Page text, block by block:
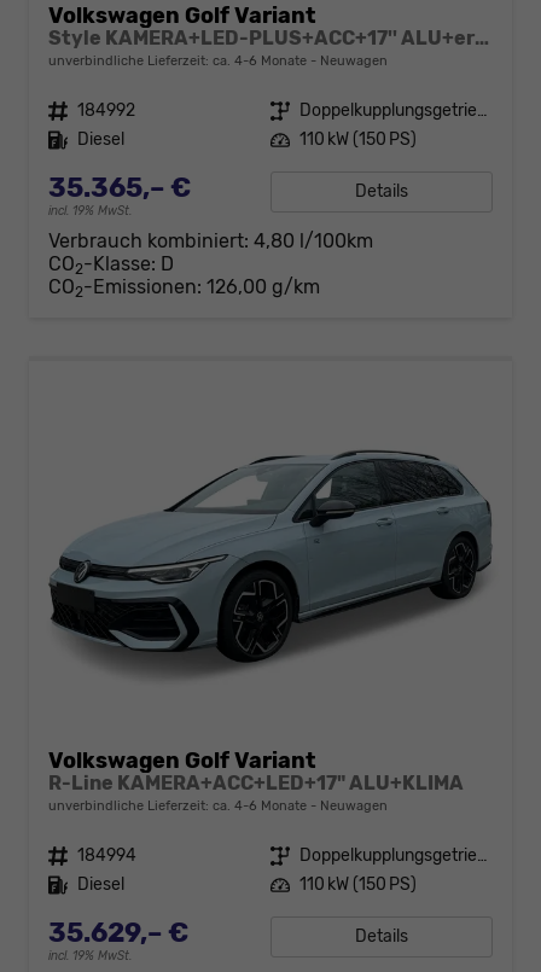
Volkswagen Golf Variant
Style KAMERA+LED-PLUS+ACC+17'' ALU+ergoActive
unverbindliche Lieferzeit: ca. 4-6 Monate Neuwagen
Fahrzeugnr. 184992 Getriebe
Doppelkupplungsgetriebe (DSG)
Kraftstoff Diesel Leistung 110 kW (150 PS)
35.365,– €
incl. 19% MwSt.
Details
Verbrauch kombiniert: 4,80 l/100km
CO2-Klasse: D
CO2-Emissionen: 126,00 g/km
Volkswagen Golf Variant
R-Line KAMERA+ACC+LED+17" ALU+KLIMA
unverbindliche Lieferzeit: ca. 4-6 Monate Neuwagen
Fahrzeugnr. 184994 Getriebe
Doppelkupplungsgetriebe (DSG)
Kraftstoff Diesel Leistung 110 kW (150 PS)
35.629,– €
incl. 19% MwSt.
Details